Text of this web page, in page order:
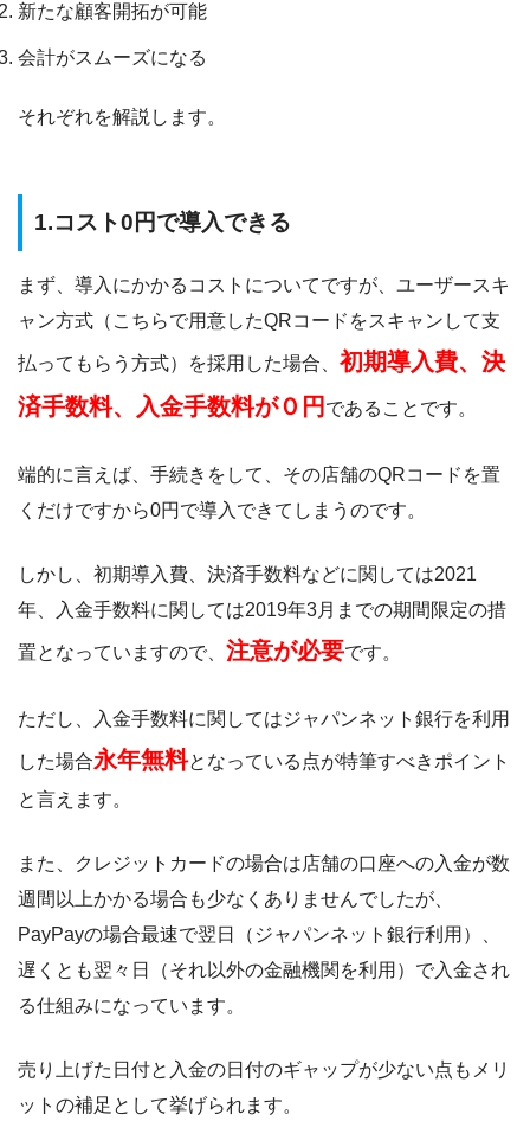
新たな顧客開拓が可能
会計がスムーズになる
それぞれを解説します。
1.コスト0円で導入できる
まず、導入にかかるコストについてですが、ユーザースキ
ャン方式（こちらで用意したQRコードをスキャンして支
払ってもらう方式）を採用した場合、 初期導入費、決
済手数料、入金手数料が０円 であることです。
端的に言えば、手続きをして、その店舗のQRコードを置
くだけですから0円で導入できてしまうのです。
しかし、初期導入費、決済手数料などに関しては2021
年、入金手数料に関しては2019年3月までの期間限定の措
置となっていますので、 注意が必要です。
ただし、入金手数料に関してはジャパンネット銀行を利用
した場合永年無料となっている点が特筆すべきポイント
と言えます。
また、クレジットカードの場合は店舗の口座への入金が数
週間以上かかる場合も少なくありませんでしたが、
PayPayの場合最速で翌日（ジャパンネット銀行利用）、
遅くとも翌々日（それ以外の金融機関を利用）で入金され
る仕組みになっています。
売り上げた日付と入金の日付のギャップが少ない点もメリ
ットの補足として挙げられます。